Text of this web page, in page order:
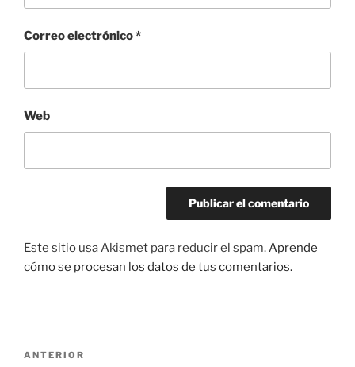
Correo electrónico*
Web
Este sitio usa Akismet para reducir el spam.Aprende
cómo se procesan los datos de tus comentarios.
Entrada
ANTERIOR